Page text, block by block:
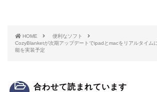
HOME
便利なソフト
CozyBlanketが次期アップデートでipadとmacをリアルタイム
能を実装予定
合わせて読まれています